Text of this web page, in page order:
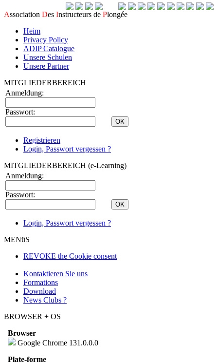
Association Des Instructeurs de Plongée
Heim
Privacy Policy
ADIP Catalogue
Unsere Schulen
Unsere Partner
MITGLIEDERBEREICH
Anmeldung:
Passwort:
Registrieren
Login, Passwort vergessen ?
MITGLIEDERBEREICH (e-Learning)
Anmeldung:
Passwort:
Login, Passwort vergessen ?
MENüS
REVOKE the Cookie consent
Kontaktieren Sie uns
Formations
Download
News Clubs ?
BROWSER + OS
Browser
Google Chrome 131.0.0.0
Plate-forme